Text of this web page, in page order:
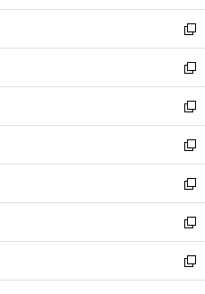
開
く
ウ
で
開
く
ン
ド
ウ
で
開
く
新
し
い
ウ
ィ
ン
ド
ウ
で
開
く
新
し
い
ウ
ィ
ン
ド
ウ
で
開
く
新
し
い
ウ
ィ
ン
ド
ウ
で
開
新
し
い
ウ
ィ
ン
ド
ウ
新
し
い
ウ
ィ
ン
新
し
い
ウ
新
し